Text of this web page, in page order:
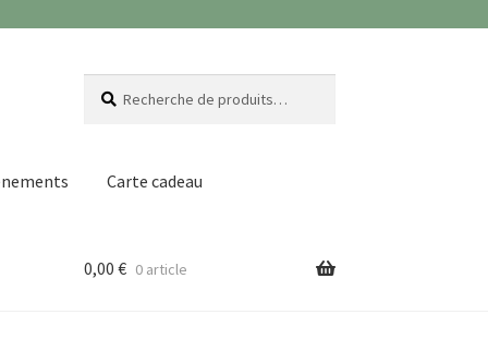
pour :
Carte cadeau
0,00 € 0 article